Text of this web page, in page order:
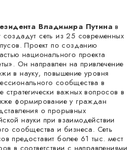
Владимира Путина в
сеть из 25 современных
Проект по созданию
национального проекта
Он направлен на привлечение
в науку, повышение уровня
сообщества в
стратегически важных вопросов в
формирование у граждан
о прорывных
науки при взаимодействии
сообщества и бизнеса. Сеть
предоставит более 61 тыс. мест